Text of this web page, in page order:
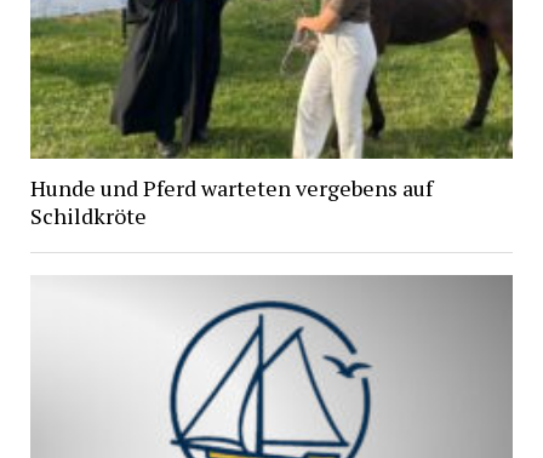
Hunde und Pferd warteten vergebens auf
Schildkröte